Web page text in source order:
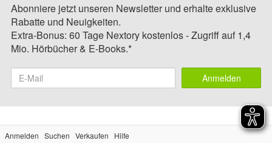
Abonniere jetzt unseren Newsletter und erhalte exklusive
Rabatte und Neuigkeiten.
Extra-Bonus: 60 Tage Nextory kostenlos - Zugriff auf 1,4
Mio. Hörbücher & E-Books.*
Anmelden
Anmelden Suchen Verkaufen
Hilfe